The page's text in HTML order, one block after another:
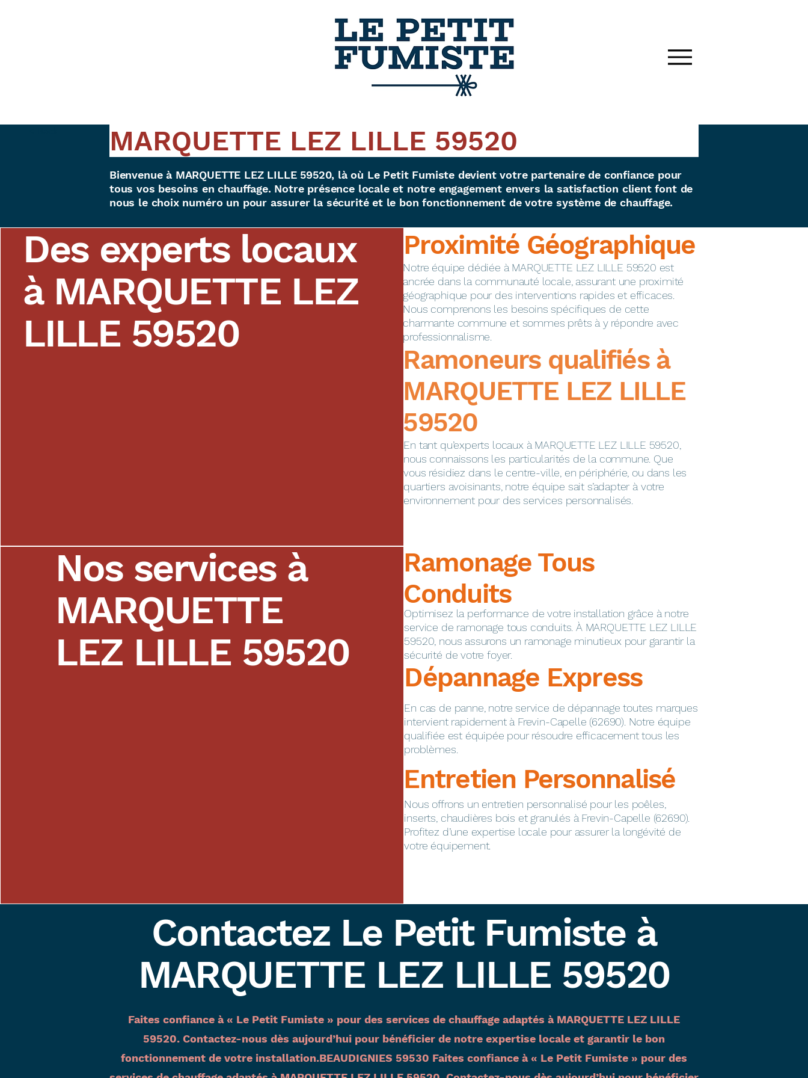
MARQUETTE LEZ LILLE 59520
Bienvenue à MARQUETTE LEZ LILLE 59520, là où Le Petit Fumiste devient votre partenaire de confiance pour
tous vos besoins en chauffage. Notre présence locale et notre engagement envers la satisfaction client font de
nous le choix numéro un pour assurer la sécurité et le bon fonctionnement de votre système de chauffage.
Des experts locaux
à MARQUETTE LEZ
LILLE 59520
Proximité Géographique
​Notre équipe dédiée à MARQUETTE LEZ LILLE 59520 est
ancrée dans la communauté locale, assurant une proximité
géographique pour des interventions rapides et efficaces.
Nous comprenons les besoins spécifiques de cette
charmante commune et sommes prêts à y répondre avec
professionnalisme.
​​​​Ramoneurs qualifiés à
MARQUETTE LEZ LILLE
59520
En tant qu’experts locaux à MARQUETTE LEZ LILLE 59520,
nous connaissons les particularités de la commune. Que
vous résidiez dans le centre-ville, en périphérie, ou dans les
quartiers avoisinants, notre équipe sait s’adapter à votre
environnement pour des services personnalisés.
Nos services à
MARQUETTE
LEZ LILLE 59520
Ramonage Tous
Conduits
Optimisez la performance de votre installation grâce à notre
service de ramonage tous conduits. À MARQUETTE LEZ LILLE
59520, nous assurons un ramonage minutieux pour garantir la
sécurité de votre foyer.
Dépannage Express
En cas de panne, notre service de dépannage toutes marques
intervient rapidement à Frevin-Capelle (62690). Notre équipe
qualifiée est équipée pour résoudre efficacement tous les
problèmes.
Entretien Personnalisé
Nous offrons un entretien personnalisé pour les poêles,
inserts, chaudières bois et granulés à Frevin-Capelle (62690).
Profitez d’une expertise locale pour assurer la longévité de
votre équipement.
Contactez Le Petit Fumiste à
MARQUETTE LEZ LILLE 59520
Faites confiance à « Le Petit Fumiste » pour des services de chauffage adaptés à MARQUETTE LEZ LILLE
59520. Contactez-nous dès aujourd’hui pour bénéficier de notre expertise locale et garantir le bon
fonctionnement de votre installation.BEAUDIGNIES 59530 Faites confiance à « Le Petit Fumiste » pour des